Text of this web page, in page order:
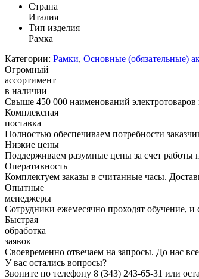
Страна
Италия
Тип изделия
Рамка
Категории: Рамки, Основные (обязательные)
Огромный
ассортимент
в наличии
Свыше 450 000 наименований электротоваров
Комплексная
поставка
Полностью обеспечиваем потребности
Низкие цены
Поддерживаем разумные цены за счет
Оперативность
Комплектуем заказы в считанные часы.
Опытные
менеджеры
Сотрудники ежемесячно проходят обучение, и
Быстрая
обработка
заявок
Своевременно отвечаем на запросы. До нас
У вас остались вопросы?
Звоните по телефону 8 (343) 243-65-31 или